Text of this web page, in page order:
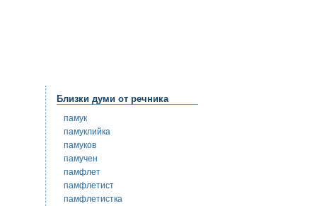
Близки думи от речника
памук
памуклийка
памуков
памучен
памфлет
памфлетист
памфлетистка